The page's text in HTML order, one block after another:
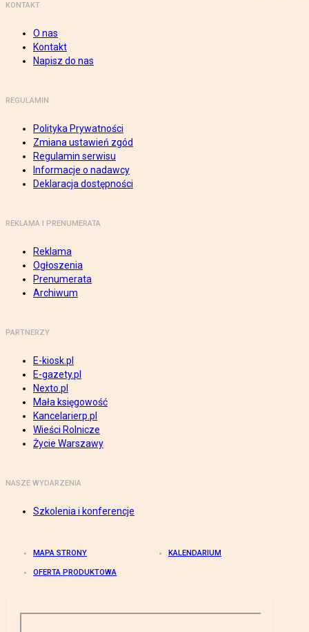
KONTAKT
O nas
Kontakt
Napisz do nas
REGULAMIN
Polityka Prywatności
Zmiana ustawień zgód
Regulamin serwisu
Informacje o nadawcy
Deklaracja dostępności
REKLAMA I PRENUMERATA
Reklama
Ogłoszenia
Prenumerata
Archiwum
PARTNERZY
E-kiosk.pl
E-gazety.pl
Nexto.pl
Mała księgowość
Kancelarierp.pl
Wieści Rolnicze
Życie Warszawy
NASZE WYDARZENIA
Szkolenia i konferencje
MAPA STRONY KALENDARIUM
OFERTA PRODUKTOWA